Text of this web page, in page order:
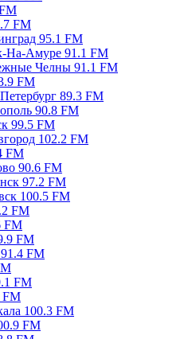
FM
95.1 FM
На-Амуре 91.1 FM
Челны 91.1 FM
FM
89.3 FM
90.8 FM
99.5 FM
102.2 FM
FM
90.6 FM
97.2 FM
100.5 FM
FM
FM
FM
FM
FM
100.3 FM
FM